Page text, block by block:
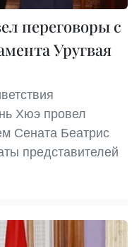
переговоры с
Уругвая
Хюэ провел
Сената Беатрис
представителей